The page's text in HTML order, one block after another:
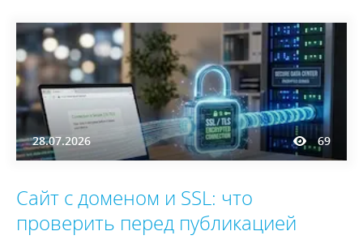
28.07.2026 69
Сайт с доменом и SSL: что
проверить перед публикацией